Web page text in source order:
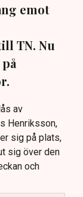
emot
TN. Nu
av
Henriksson,
sig på plats,
sig över den
och